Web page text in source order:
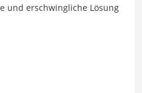
und erschwingliche Lösung